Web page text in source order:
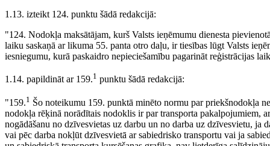
1.13. izteikt 124. punktu šādā redakcijā:
"124. Nodokļa maksātājam, kurš Valsts ieņēmumu dienesta
laiku saskaņā ar likuma 55. panta otro daļu, ir tiesības lūgt Valsts
iesniegumu, kurā paskaidro nepieciešamību pagarināt reģistrācijas
1.14. papildināt ar 159.1 punktu šādā redakcijā:
"159.1 Šo noteikumu 159. punktā minēto normu par priekšnodokļa
nodokļa rēķinā norādītais nodoklis ir par transporta pakalpojumiem,
nogādāšanu no dzīvesvietas uz darbu un no darba uz dzīvesvietu, ja
vai pēc darba nokļūt dzīvesvietā ar sabiedrisko transportu vai ja